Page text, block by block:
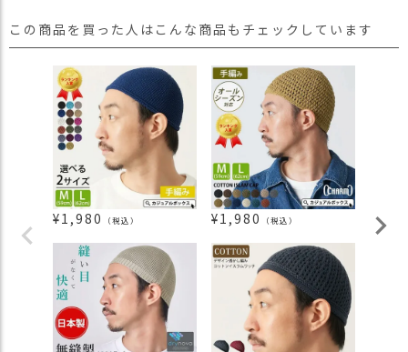
この商品を買った人はこんな商品もチェックしています
¥1,980 （税込） ¥1,980 （税込） ¥